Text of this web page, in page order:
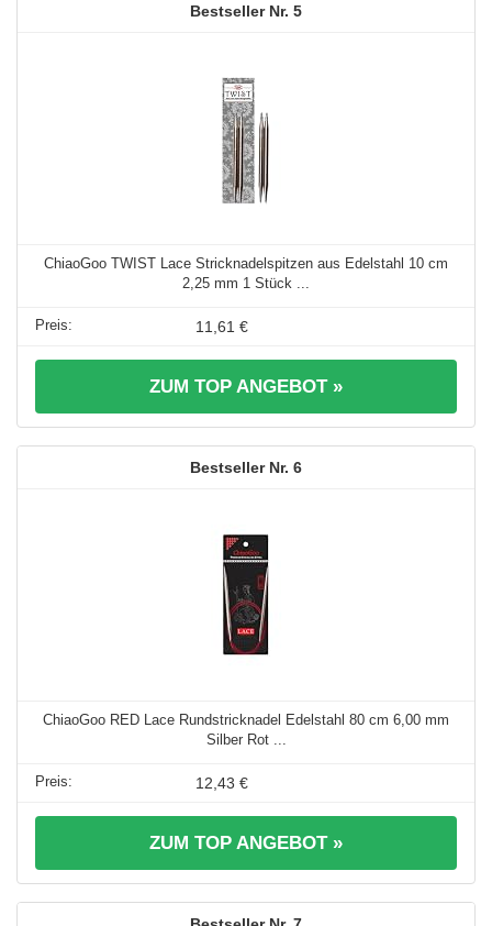
5
ChiaoGoo TWIST Lace Stricknadelspitzen aus Edelstahl 10 cm
2,25 mm 1 Stück ...
11,61 €
ZUM TOP ANGEBOT »
6
ChiaoGoo RED Lace Rundstricknadel Edelstahl 80 cm 6,00 mm
Silber Rot ...
12,43 €
ZUM TOP ANGEBOT »